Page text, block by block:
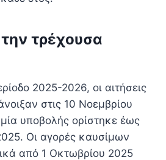
την τρέχουσα
2025-2026, οι αιτήσεις
στις 10 Νοεμβρίου
υποβολής ορίστηκε έως
Οι αγορές καυσίμων
από 1 Οκτωβρίου 2025